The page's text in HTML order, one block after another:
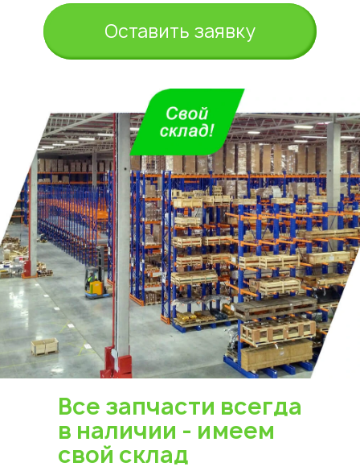
Оставить заявку
Все запчасти всегда
в наличии - имеем
свой склад